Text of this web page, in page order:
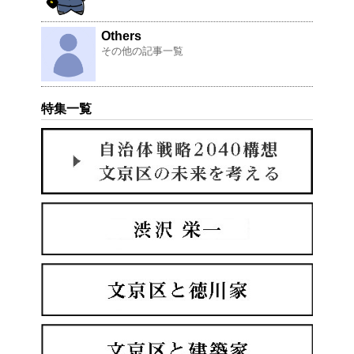
Others
その他の記事一覧
特集一覧